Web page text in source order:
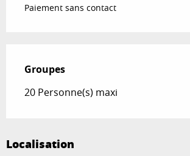
Paiement sans contact
Groupes
Groupes
20 Personne(s) maxi
Localisation